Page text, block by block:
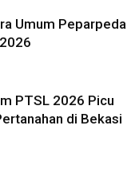
Umum Peparpeda
PTSL 2026 Picu
di Bekasi